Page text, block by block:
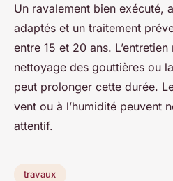
Un ravalement bien exécuté,
adaptés et un traitement
entre 15 et 20 ans.
nettoyage des gouttières ou
peut prolonger cette durée.
vent ou à l’humidité peuvent
attentif.
travaux